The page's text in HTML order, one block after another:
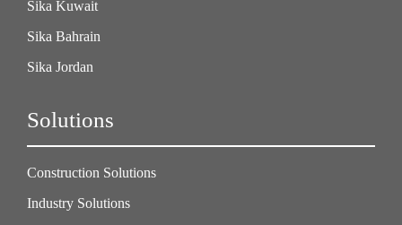
Sika Kuwait
Sika Bahrain
Sika Jordan
Solutions
Construction Solutions
Industry Solutions